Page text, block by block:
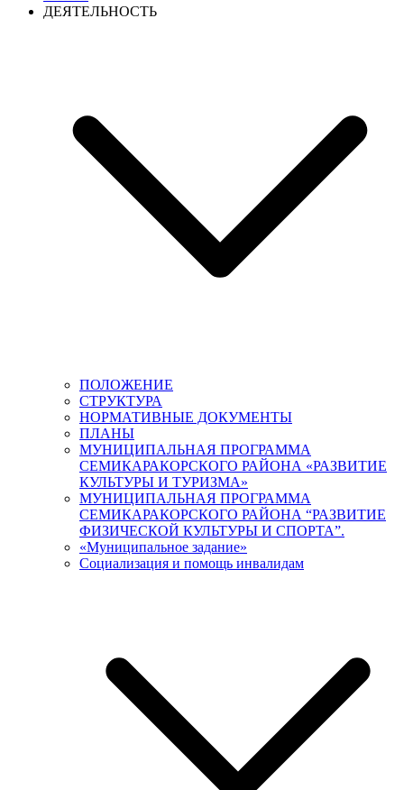
ДЕЯТЕЛЬНОСТЬ
ПОЛОЖЕНИЕ
СТРУКТУРА
НОРМАТИВНЫЕ ДОКУМЕНТЫ
ПЛАНЫ
МУНИЦИПАЛЬНАЯ ПРОГРАММА
СЕМИКАРАКОРСКОГО РАЙОНА «РАЗВИТИЕ
КУЛЬТУРЫ И ТУРИЗМА»
МУНИЦИПАЛЬНАЯ ПРОГРАММА
СЕМИКАРАКОРСКОГО РАЙОНА “РАЗВИТИЕ
ФИЗИЧЕСКОЙ КУЛЬТУРЫ И СПОРТА”.
«Муниципальное задание»
Социализация и помощь инвалидам